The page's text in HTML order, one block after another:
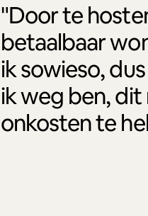
"Door te
betaalbaar
ik sowieso,
ik weg ben,
onkosten te